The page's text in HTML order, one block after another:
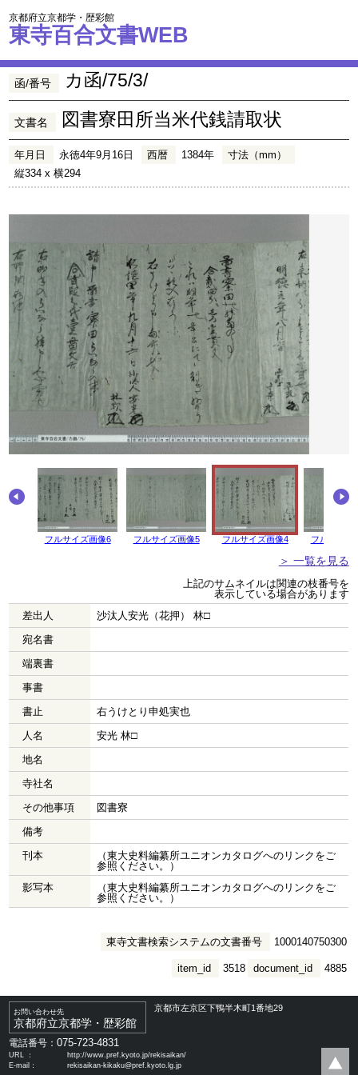
京都府立京都学・歴彩館
東寺百合文書WEB
函/番号 カ函/75/3/
文書名 図書寮田所当米代銭請取状
年月日 永徳4年9月16日 西暦 1384年
寸法（mm）
縦334 x 横294
フルサイズ画像6 フルサイズ画像5 フルサイズ画像4 フルサイズ
＞ 一覧を見る
上記のサムネイルは関連の枝番号を
表示している場合があります
差出人
沙汰人安光（花押） 林□
宛名書
端裏書
事書
書止
右うけとり申処実也
人名
安光 林□
地名
寺社名
その他事項
図書寮
備考
刊本
（東大史料編纂所ユニオンカタログへのリンクをご
参照ください。）
影写本
（東大史料編纂所ユニオンカタログへのリンクをご
参照ください。）
東寺文書検索システムの文書番号 1000140750300
document_id 4885
item_id 3518
お問い合わせ先
京都府立京都学・歴彩館
京都市左京区下鴨半木町1番地29
電話番号：075-723-4831
URL ：
http://www.pref.kyoto.jp/rekisaikan/
E-mail：
rekisaikan-kikaku@pref.kyoto.lg.jp